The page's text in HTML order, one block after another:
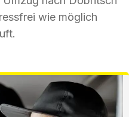
wie möglich